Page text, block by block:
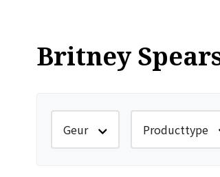
Britney
Geur Producttype